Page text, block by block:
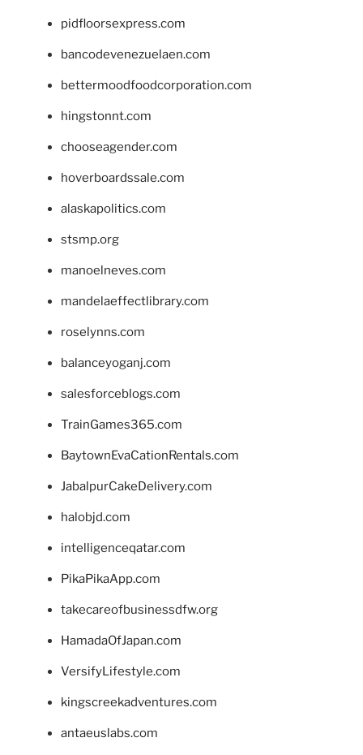
pidfloorsexpress.com
bancodevenezuelaen.com
bettermoodfoodcorporation.com
hingstonnt.com
chooseagender.com
hoverboardssale.com
alaskapolitics.com
stsmp.org
manoelneves.com
mandelaeffectlibrary.com
roselynns.com
balanceyoganj.com
salesforceblogs.com
TrainGames365.com
BaytownEvaCationRentals.com
JabalpurCakeDelivery.com
halobjd.com
intelligenceqatar.com
PikaPikaApp.com
takecareofbusinessdfw.org
HamadaOfJapan.com
VersifyLifestyle.com
kingscreekadventures.com
antaeuslabs.com